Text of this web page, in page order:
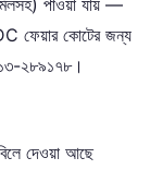
পাওয়া যায় —
ফেয়ার কোটের জন্য
২৮৯১৭৮।
দেওয়া আছে